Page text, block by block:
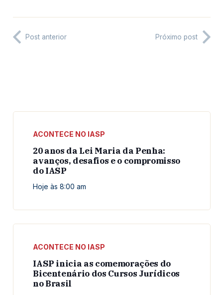
Post anterior Próximo post
ACONTECE NO IASP
20 anos da Lei Maria da Penha:
avanços, desafios e o compromisso
do IASP
Hoje às 8:00 am
ACONTECE NO IASP
IASP inicia as comemorações do
Bicentenário dos Cursos Jurídicos
no Brasil